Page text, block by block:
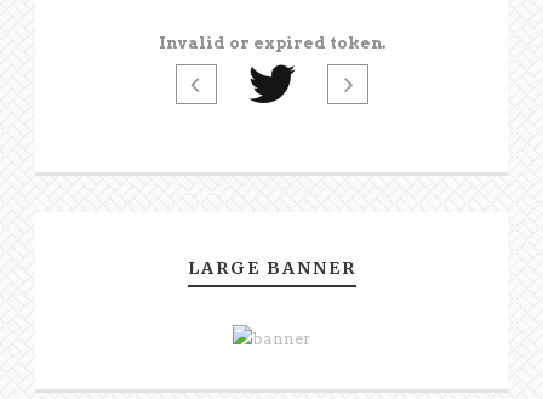
Invalid or expired token.
LARGE BANNER